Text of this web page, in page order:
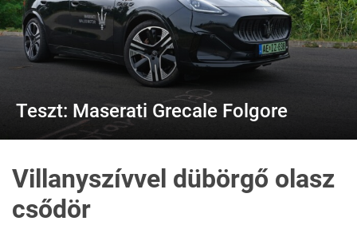
Teszt: Maserati Grecale Folgore
Villanyszívvel dübörgő olasz
csődör